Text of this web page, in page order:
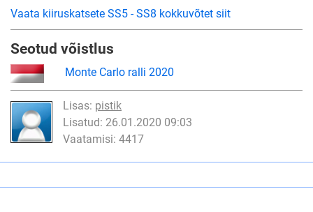
Vaata kiiruskatsete SS5 - SS8 kokkuvõtet siit
Seotud võistlus
Monte Carlo ralli 2020
Lisas: pistik
Lisatud: 26.01.2020 09:03
Vaatamisi: 4417